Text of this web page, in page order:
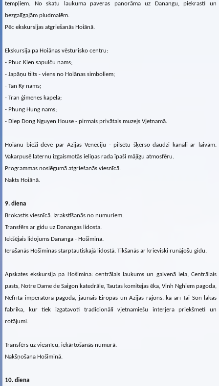
tempļiem. No skatu laukuma paveras panorāma uz Danangu, piekrasti un
bezgalīgajām pludmalēm.
Pēc ekskursijas atgriešanās Hoiānā.
Ekskursija pa Hoiānas vēsturisko centru:
- Phuc Kien sapulču nams;
- Japāņu tilts - viens no Hoiānas simboliem;
- Tan Ky nams;
- Tran ģimenes kapela;
- Phung Hung nams;
- Diep Dong Nguyen House - pirmais privātais muzejs Vjetnamā.
Hoiānu bieži dēvē par Āzijas Venēciju - pilsētu šķērso daudzi kanāli ar laivām.
Vakarpusē laternu izgaismotās ieliņas rada īpaši mājīgu atmosfēru.
Programmas noslēgumā atgriešanās viesnīcā.
Nakts Hoiānā.
9. diena
Brokastis viesnīcā. Izrakstīšanās no numuriem.
Transfērs ar gidu uz Danangas lidosta.
Iekšējais lidojums Dananga - Hošimina.
Ierašanās Hošiminas starptautiskajā lidostā. Tikšanās ar krieviski runājošu gidu.
Apskates ekskursija pa Hošimina: centrālais laukums un galvenā iela, Centrālais
pasts, Notre Dame de Saigon katedrāle, Tautas komitejas ēka, Vinh Nghiem pagoda,
Nefrīta imperatora pagoda, jaunais Eiropas un Āzijas rajons, kā arī Tai Son lakas
fabrika, kur tiek izgatavoti tradicionāli vjetnamiešu interjera priekšmeti un
rotājumi.
Transfērs uz viesnīcu, iekārtošanās numurā.
Nakšņošana Hošiminā.
10. diena